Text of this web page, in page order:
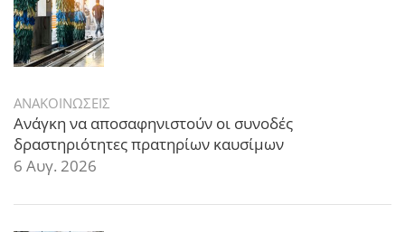
ΑΝΑΚΟΙΝΩΣΕΙΣ
Ανάγκη να αποσαφηνιστούν οι συνοδές
δραστηριότητες πρατηρίων καυσίμων
6 Αυγ. 2026